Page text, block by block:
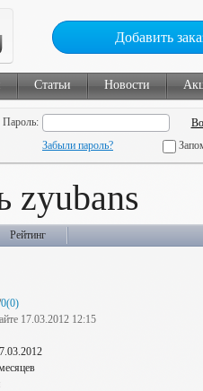
Добавить
Статьи Новости
Пароль:
Забыли пароль?
zyubans
Рейтинг
0(0)
17.03.2012 12:15